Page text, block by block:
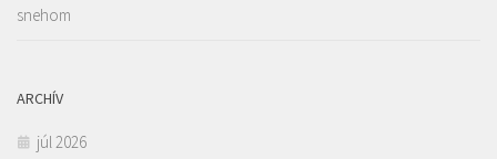
snehom
ARCHÍV
júl 2026